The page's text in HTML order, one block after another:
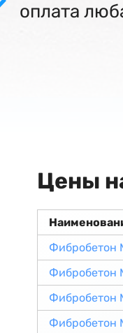
оплата
Цены
Фибробетон
Фибробетон
Фибробетон
Фибробетон